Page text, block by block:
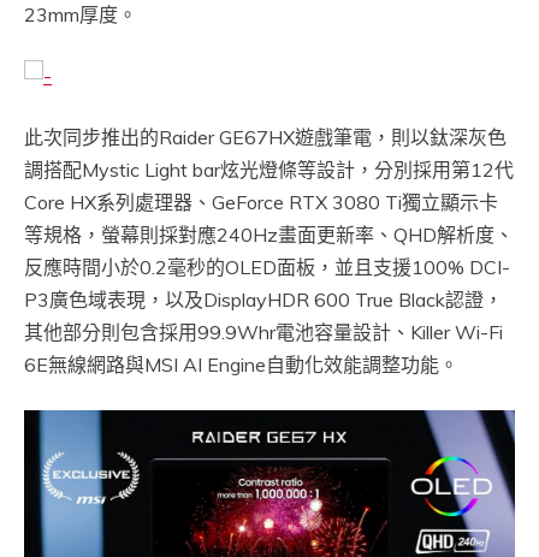
23mm厚度。
此次同步推出的Raider GE67HX遊戲筆電，則以鈦深灰色
調搭配Mystic Light bar炫光燈條等設計，分別採用第12代
Core HX系列處理器、GeForce RTX 3080 Ti獨立顯示卡
等規格，螢幕則採對應240Hz畫面更新率、QHD解析度、
反應時間小於0.2毫秒的OLED面板，並且支援100% DCI-
P3廣色域表現，以及DisplayHDR 600 True Black認證，
其他部分則包含採用99.9Whr電池容量設計、Killer Wi-Fi
6E無線網路與MSI AI Engine自動化效能調整功能。